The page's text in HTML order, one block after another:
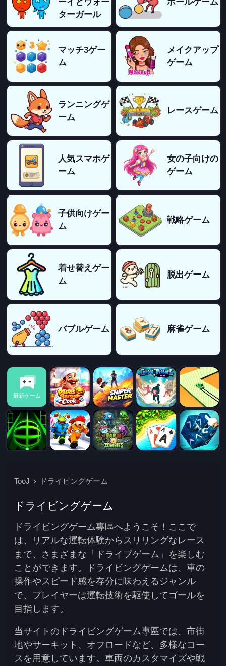
ターガール
マッチ3ゲー
ム
メイクアップ
ゲーム
ランニングゲ
ーム
レースゲーム
人気スマホゲ
ーム
女の子向けの
ゲーム
子供向けゲー
ム
戦略ゲーム
着せ替えゲー
ム
脱出ゲーム
バブルゲーム 麻雀ゲーム
最新ゲーム
TooJ ドライビングゲーム
ドライビングゲーム
ドライビングゲーム專區へようこそ！ここで
は、リアルな運転体験からスリリングなレース
まで、さまざまな「ドライブゲーム」を楽しむ
ことができます。ドライビングゲームは、車の
操作やスピード感を存分に味わえるジャンル
で、プレイヤーは運転技術を駆使してゴールを
目指します。
当サイトのドライビングゲーム專區では、市街
地やサーキット、オフロードなど、多様なコー
スを用意しています。車両のカスタマイズや戦